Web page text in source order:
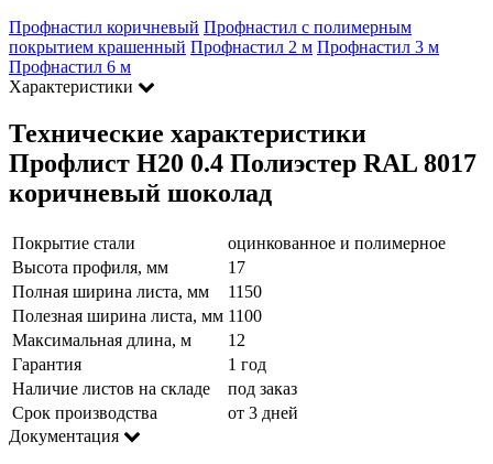
Профнастил коричневый Профнастил с полимерным
покрытием крашенный Профнастил 2 м Профнастил 3 м
Профнастил 6 м
Характеристики
Технические характеристики
Профлист Н20 0.4 Полиэстер RAL 8017
коричневый шоколад
Покрытие стали
оцинкованное и полимерное
Высота профиля, мм
17
Полная ширина листа, мм
1150
Полезная ширина листа, мм 1100
Максимальная длина, м
12
Гарантия
1 год
Наличие листов на складе
под заказ
Срок производства
от 3 дней
Документация